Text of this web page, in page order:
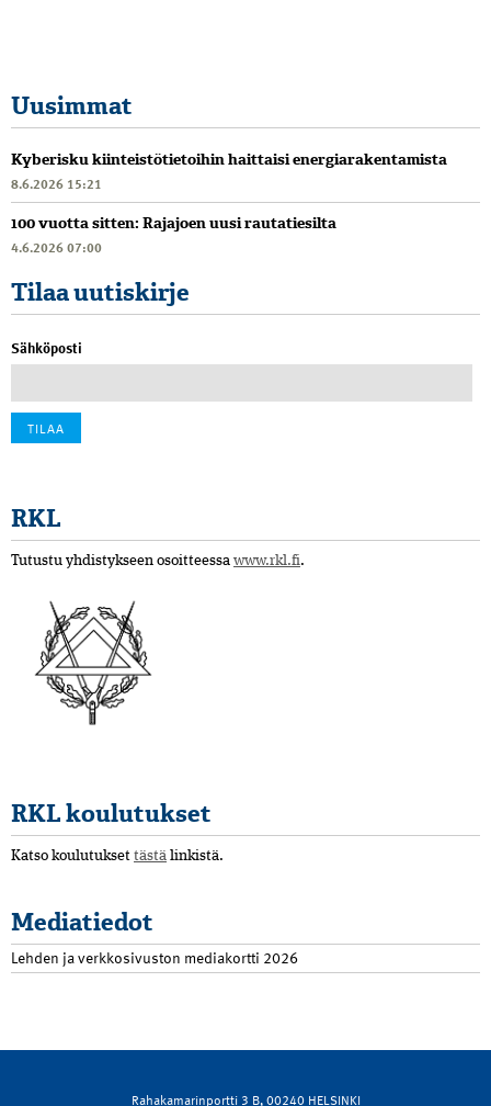
Uusimmat
Kyberisku kiinteistötietoihin haittaisi energiarakentamista
8.6.2026 15:21
100 vuotta sitten: Rajajoen uusi rautatiesilta
4.6.2026 07:00
Tilaa uutiskirje
Sähköposti
RKL
Tutustu yhdistykseen osoitteessa www.rkl.fi.
RKL koulutukset
Katso koulutukset tästä linkistä.
Mediatiedot
Lehden ja verkkosivuston mediakortti 2026
Rahakamarinportti 3 B, 00240 HELSINKI